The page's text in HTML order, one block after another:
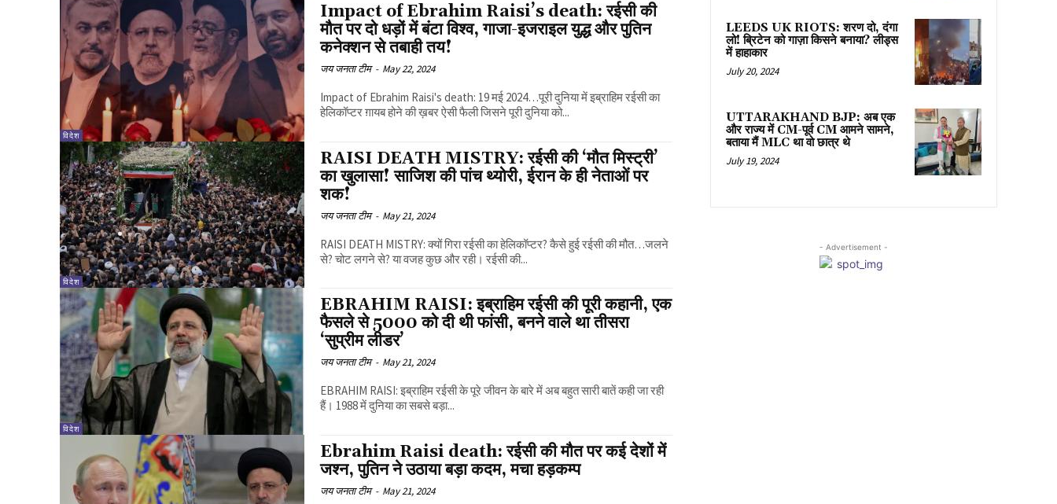
विदेश
Impact of Ebrahim Raisi’s death: रईसी की
मौत पर दो धड़ों में बंटा विश्व, गाजा-इजराइल युद्ध और पुतिन
कनेक्शन से तबाही तय!
जय जनता टीम - May 22, 2024
Impact of Ebrahim Raisi's death: 19 मई 2024…पूरी दुनिया में इब्राहिम रईसी का
हेलिकॉप्टर ग़ायब होने की ख़बर ऐसी फैली जिसने पूरी दुनिया को...
विदेश
RAISI DEATH MISTRY: रईसी की ‘मौत मिस्ट्री’
का खुलासा! साजिश की पांच थ्योरी, ईरान के ही नेताओं पर
शक!
जय जनता टीम - May 21, 2024
RAISI DEATH MISTRY: क्यों गिरा रईसी का हेलिकॉप्टर? कैसे हुई रईसी की मौत…जलने
से? चोट लगने से? या वजह कुछ और रही। रईसी की...
विदेश
EBRAHIM RAISI: इब्राहिम रईसी की पूरी कहानी, एक
फैसले से 5000 को दी थी फांसी, बनने वाले था तीसरा
‘सुप्रीम लीडर’
जय जनता टीम - May 21, 2024
EBRAHIM RAISI: इब्राहिम रईसी के पूरे जीवन के बारे में अब बहुत सारी बातें कही जा रही
हैं। 1988 में दुनिया का सबसे बड़ा...
Ebrahim Raisi death: रईसी की मौत पर कई देशों में
जश्न, पुतिन ने उठाया बड़ा कदम, मचा हड़कम्प
जय जनता टीम - May 21, 2024
LEEDS UK RIOTS: शरण दो, दंगा
लो! ब्रिटेन को गाज़ा किसने बनाया? लीड्स
में हाहाकार
July 20, 2024
UTTARAKHAND BJP: अब एक
और राज्य में CM-पूर्व CM आमने सामने,
बताया मैं MLC था वो छात्र थे
July 19, 2024
- Advertisement -